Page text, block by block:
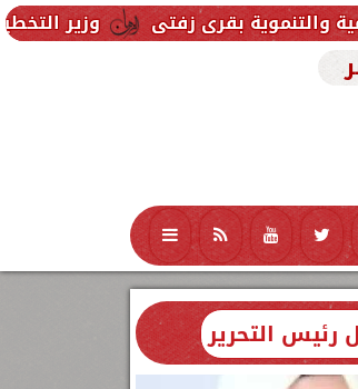
وزير التخطيط يتابع
منوعات محافظات
رئيس التحرير